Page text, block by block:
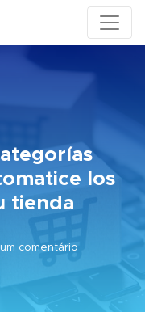
los
tienda
comentário